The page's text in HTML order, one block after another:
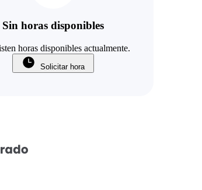
Sin horas disponibles
horas disponibles actualmente.
Solicitar hora